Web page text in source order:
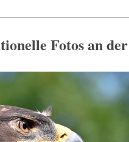
Fotos an